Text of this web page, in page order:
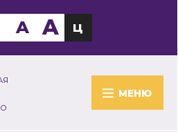
МЕНЮ
A A Ц